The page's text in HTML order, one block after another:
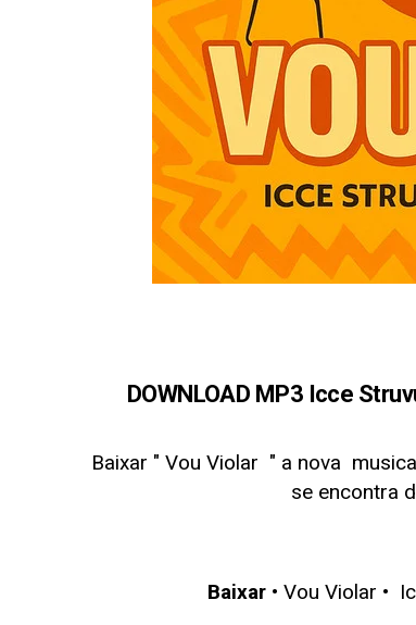
DOWNLOAD MP3 Icce
Baixar " Vou Violar " a nova
se encontra
Baixar • Vou Violar •